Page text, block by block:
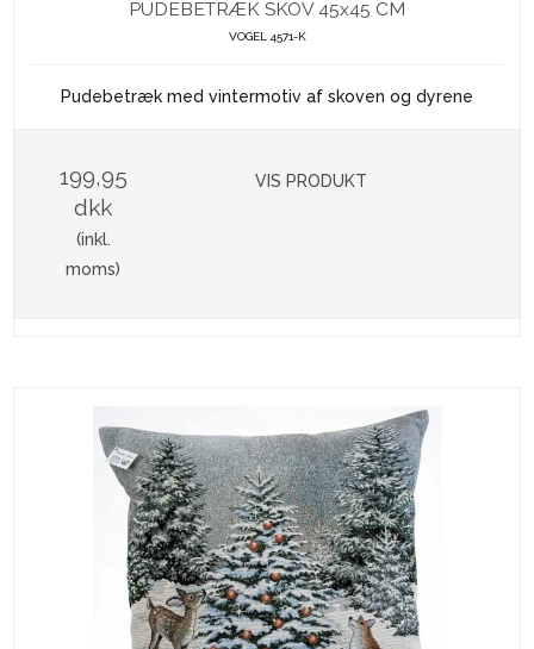
PUDEBETRÆK SKOV 45x45 CM
VOGEL 4571-K
Pudebetræk med vintermotiv af skoven og dyrene
199,95
dkk
(inkl.
moms)
VIS PRODUKT